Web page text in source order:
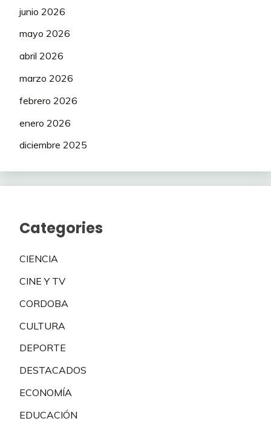
junio 2026
mayo 2026
abril 2026
marzo 2026
febrero 2026
enero 2026
diciembre 2025
Categories
CIENCIA
CINE Y TV
CORDOBA
CULTURA
DEPORTE
DESTACADOS
ECONOMÍA
EDUCACIÓN